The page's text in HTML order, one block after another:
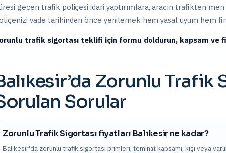
geçen trafik poliçesi idari yaptırımlara, aracın trafikten
vade tarihinden önce yenilemek hem yasal uyum hem
trafik sigortası teklifi için formu doldurun, kapsam
’da Zorunlu Trafik
Sorular
Zorunlu Trafik Sigortası fiyatları Balıkesir ne kadar?
Balıkesir'da zorunlu trafik sigortası primleri; teminat kapsamı, kişi veya